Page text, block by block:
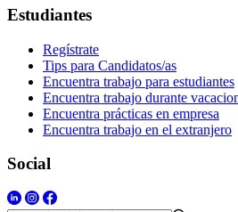
Estudiantes
Regístrate
Tips para Candidatos/as
Encuentra trabajo para estudiantes
Encuentra trabajo durante
Encuentra prácticas en empresa
Encuentra trabajo en el extranjero
Social